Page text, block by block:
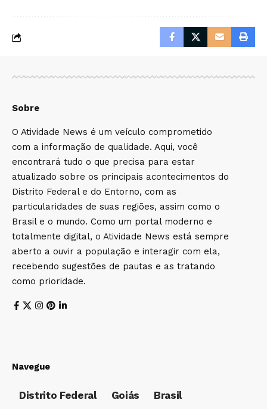
Sobre
O Atividade News é um veículo comprometido
com a informação de qualidade. Aqui, você
encontrará tudo o que precisa para estar
atualizado sobre os principais acontecimentos do
Distrito Federal e do Entorno, com as
particularidades de suas regiões, assim como o
Brasil e o mundo. Como um portal moderno e
totalmente digital, o Atividade News está sempre
aberto a ouvir a população e interagir com ela,
recebendo sugestões de pautas e as tratando
como prioridade.
Navegue
Distrito Federal Goiás Brasil